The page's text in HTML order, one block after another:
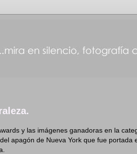
y las imágenes ganadoras en la
apagón de Nueva York que fue portada